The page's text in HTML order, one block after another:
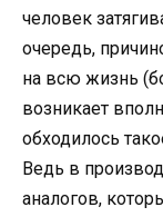
человек
очередь,
на всю жизнь
возникает
обходилось
Ведь в
аналогов,